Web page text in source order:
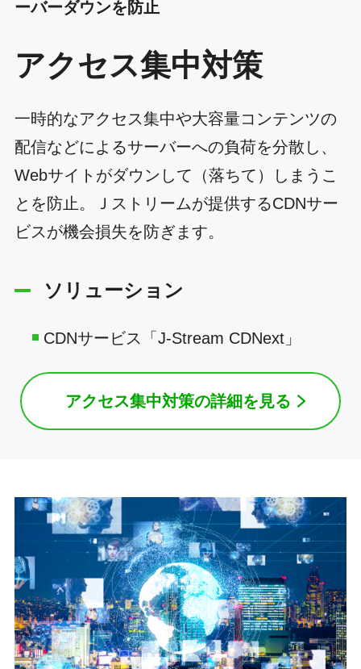
ーバーダウンを防止
アクセス集中対策
一時的なアクセス集中や大容量コンテンツの
配信などによるサーバーへの負荷を分散し、
Webサイトがダウンして（落ちて）しまうこ
とを防止。Ｊストリームが提供するCDNサー
ビスが機会損失を防ぎます。
ソリューション
CDNサービス「J-Stream CDNext」
アクセス集中対策の詳細を見る